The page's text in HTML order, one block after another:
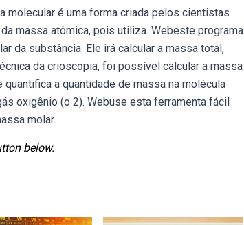
molecular é uma forma criada pelos cientistas
massa atômica, pois utiliza. Webeste programa
da substância. Ele irá calcular a massa total,
da crioscopia, foi possível calcular a massa
a quantidade de massa na molécula
oxigênio (o 2). Webuse esta ferramenta fácil
molar.
below.